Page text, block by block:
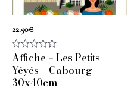
22.50€
Note
0
sur
5
Affiche – Les Petits
Yéyés – Cabourg –
30x40cm